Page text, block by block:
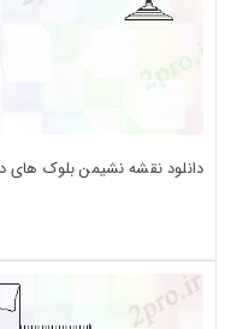
دانلود نقشه نشیمن بلوک های